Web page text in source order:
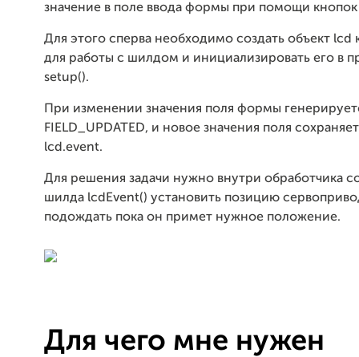
значение в поле ввода формы при помощи
Для этого сперва необходимо создать объект lcd
для работы с шилдом и инициализировать его в
setup().
При изменении значения поля формы
FIELD_UPDATED, и новое значения поля
lcd.event.
Для решения задачи нужно внутри обработчика
шилда lcdEvent() установить позицию
подождать пока он примет нужное положение.
Для чего мне нужен